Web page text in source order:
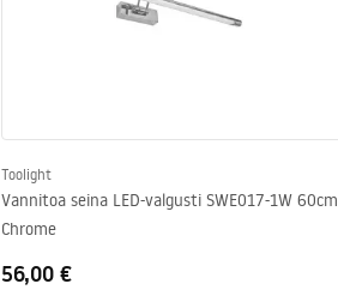
Toolight
Vannitoa seina LED-valgusti SWE017-1W 60cm
Chrome
56,00 €